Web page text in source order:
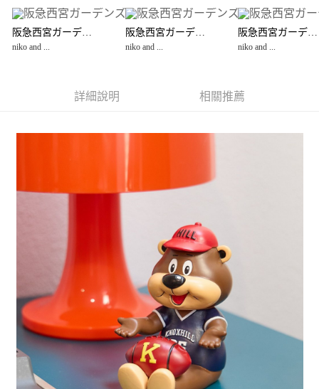
大哥付你分期
【大哥付你分期使用說明】
1.本服務由台灣大哥大提供，台灣大哥大用戶可立即使用無須另外申請。
3.實際核准額度、可分期數及費用金額請依後續交易確認頁面所載為準。
1.分期款項不併入電信帳單，「大哥付你分期」於每月結算日後寄送繳費提
2.透過簡訊連結打開帳單後，可選擇「超商條碼／台灣大直營門市／銀行轉
1.本服務係由「台灣大哥大股份有限公司」（以下簡稱本公司）所提供，讓
用戶於交易時，得透過本服務購買商品或服務，並由商店將買賣／分期付款
買賣價金債權讓與本公司後，依約使用本公司帳單繳交帳款。
2.基於同意付款使用「大哥付你分期」之契約關係目的，商店將以您的個人
資料（包含姓名、電話或地址）提供予台灣大哥大進項蒐集、處理及利用，
由本公司與您本人進行分期帳單所需資料之確認、核對及更正。
3.完整用戶服務條款，請詳閱以下連結： https://oppay.tw/userRule
AFTEE先享後付
AFTEE先享後付是「在收到商品之後才付款」的支付方式。 讓您購物簡單便
２．便利：只要手機號碼，簡訊認證，即可結帳。
１．於結帳方式選擇「AFTEE先享後付」後，將跳轉至「AFTEE先享後付」
３．收到繳費通知簡訊後14天內，點擊此簡訊中的連結，可透過四大超商／
ATM／網路銀行／等多元方式進行付款，方視為交易完成。
※ 請注意：結帳手續完成當下不需立刻繳費，但若您需要取消訂單，請聯絡
購買商品的店家。未經商家同意取消之訂單仍視為有效，需透過AFTEE先享
後付繳納相關費用。
※ 交易是否成功請以「AFTEE先享後付 」之結帳頁面顯示為準，若有關於
是否繳費成功／繳費後需取消欲退款等相關疑問，請聯繫「AFTEE先享後付
客戶支援中心」
https://netprotections.freshdesk.com/support/home
【注意事項】
１．透過由恩沛科技股份有限公司提供之「AFTEE先享後付」服務完成之交
易，需依本服務之必要範圍內提供個人資料，並將交易相關給付款項請求債
權轉讓予恩沛科技股份有限公司。
每筆NT$80，滿NT$888(含以上)免運費
每筆NT$80，滿NT$1,500(含以上)免運費
付款後 7-11取貨
每筆NT$80，滿NT$1,500(含以上)免運費
宅配
每筆NT$80，滿NT$1,500(含以上)免運費
阪急西宮ガーデンズ
niko and ...
阪急西宮ガーデンズ
niko and ...
阪急西宮ガーデンズ
niko and ...
詳細說明 相關推薦